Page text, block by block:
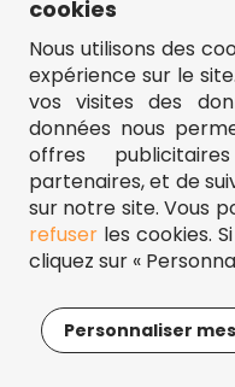
11,03€
** Frais d'envoi = 6,95
fou-de-puzzle.com : le site
© Fou-de-
cookies
Nous utilisons des
expérience sur le
vos visites des
données nous
offres
partenaires, et de
sur notre site. Vous
refuserles cookies.
cliquez sur «
Personnaliser